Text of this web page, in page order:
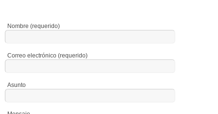
Nombre (requerido)
Correo electrónico (requerido)
Asunto